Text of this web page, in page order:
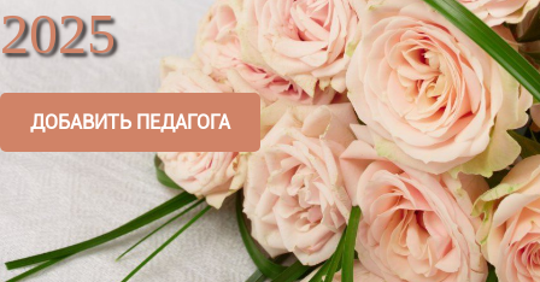
2025
ДОБАВИТЬ ПЕДАГОГА